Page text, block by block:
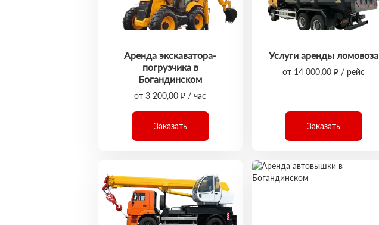
Аренда экскаватора-
погрузчика в
Богандинском
от 3 200,00 ₽ / час
Заказать
Услуги аренды ломовоза
от 14 000,00 ₽ / рейс
Заказать